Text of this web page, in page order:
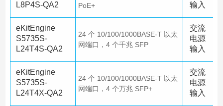
L8P4S-QA2
PoE+
输入
eKitEngine
S5735S-
L24T4S-QA2
24 个 10/100/1000BASE-T 以太
网端口，4 个千兆 SFP
交流
电源
输入
eKitEngine
S5735S-
L24T4X-QA2
24 个 10/100/1000BASE-T 以太
网端口，4 个万兆 SFP+
交流
电源
输入